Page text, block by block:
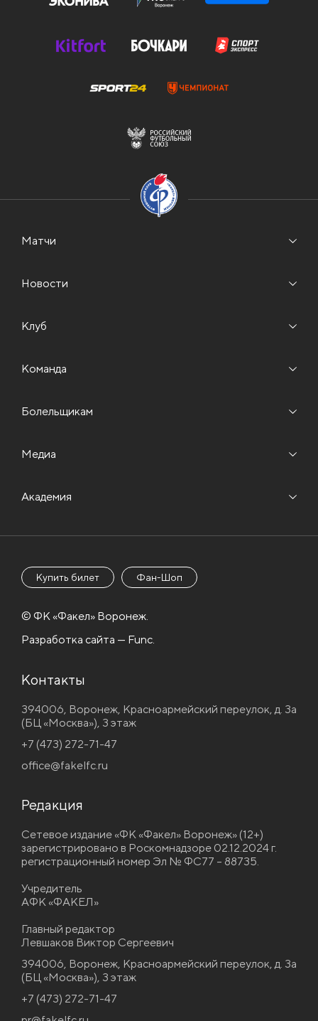
Матчи
Новости
Клуб
Команда
Болельщикам
Медиа
Академия
Купить билет Фан-Шоп
© ФК «Факел» Воронеж.
Разработка сайта — Func.
Контакты
394006, Воронеж, Красноармейский переулок, д. 3а
(БЦ «Москва»), 3 этаж
+7 (473) 272-71-47
office@fakelfc.ru
Редакция
Сетевое издание «ФК «Факел» Воронеж» (12+)
зарегистрировано в Роскомнадзоре 02.12.2024 г.
регистрационный номер Эл № ФС77 – 88735.
Учредитель
АФК «ФАКЕЛ»
Главный редактор
Левшаков Виктор Сергеевич
394006, Воронеж, Красноармейский переулок, д. 3а
(БЦ «Москва»), 3 этаж
+7 (473) 272-71-47